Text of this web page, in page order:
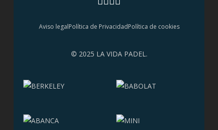
Aviso legalPolítica de PrivacidadPolítica de cookies
© 2025 LA VIDA PADEL.